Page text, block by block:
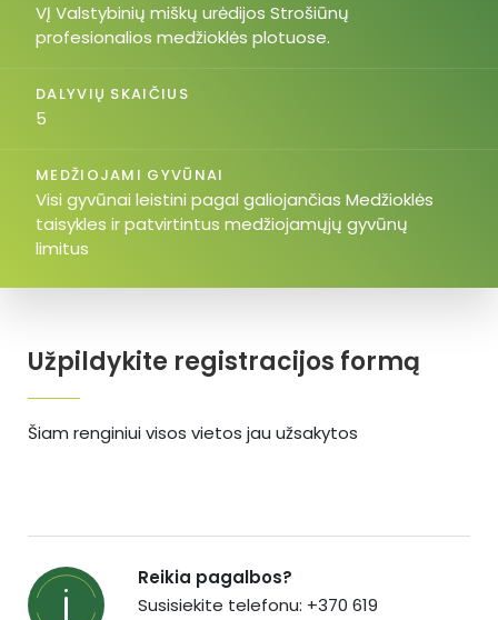
Užpildykite registracijos formą
Šiam renginiui visos vietos jau užsakytos
VĮ Valstybinių miškų urėdijos Strošiūnų
profesionalios medžioklės plotuose.
DALYVIŲ SKAIČIUS
5
MEDŽIOJAMI GYVŪNAI
Visi gyvūnai leistini pagal galiojančias Medžioklės
taisykles ir patvirtintus medžiojamųjų gyvūnų
limitus
Reikia pagalbos?
Susisiekite telefonu: +370 619